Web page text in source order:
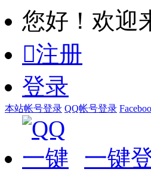
您好！欢迎
注册
登录
本站帐号登录 QQ帐号登录
一键